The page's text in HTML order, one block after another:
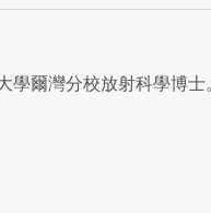
學爾灣分校放射科學博士